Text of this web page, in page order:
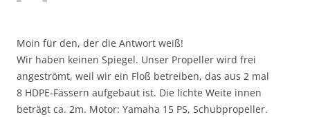
Moin für den, der die Antwort weiß!
Wir haben keinen Spiegel. Unser Propeller wird frei
angeströmt, weil wir ein Floß betreiben, das aus 2 mal
8 HDPE-Fässern aufgebaut ist. Die lichte Weite innen
beträgt ca. 2m. Motor: Yamaha 15 PS, Schubpropeller.